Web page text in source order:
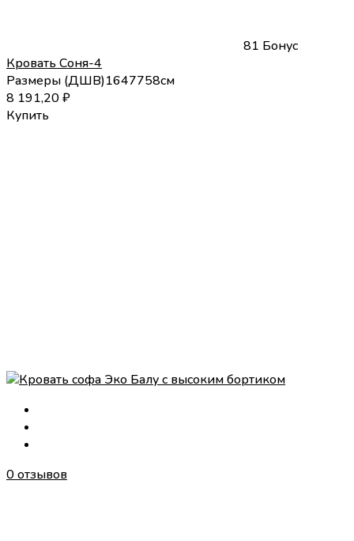
81 Бонус
Кровать Соня-4
Размеры (ДШВ)1647758см
8 191,20₽
Купить
0 отзывов